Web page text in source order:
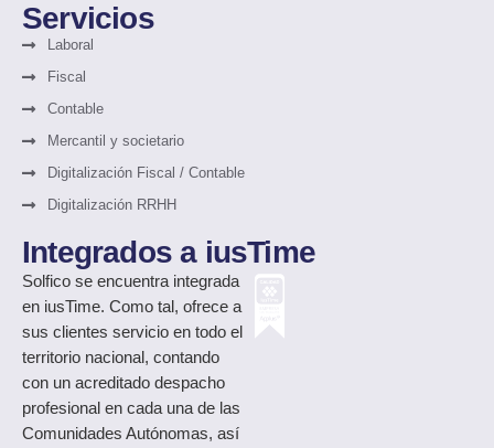
Servicios
Laboral
Fiscal
Contable
Mercantil y societario
Digitalización Fiscal / Contable
Digitalización RRHH
Integrados a iusTime
Solfico se encuentra integrada
en iusTime. Como tal, ofrece a
sus clientes servicio en todo el
territorio nacional, contando
con un acreditado despacho
profesional en cada una de las
Comunidades Autónomas, así